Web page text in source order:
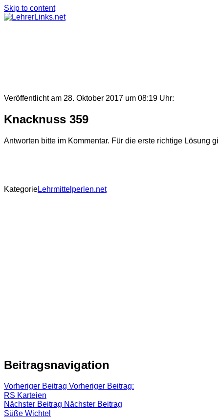
Skip to content
Veröffentlicht am 28. Oktober 2017 um 08:19 Uhr:
Knacknuss 359
Antworten bitte im Kommentar. Für die erste richtige Lösung
KategorieLehrmittelperlen.net
Beitragsnavigation
Vorheriger Beitrag Vorheriger Beitrag:
RS Karteien
Nächster Beitrag Nächster Beitrag
Süße Wichtel